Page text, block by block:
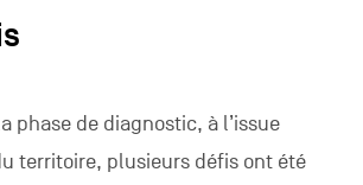
phase de diagnostic, à l’issue
territoire, plusieurs défis ont été